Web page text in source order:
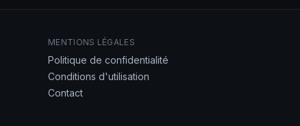
MENTIONS LÉGALES
Politique de confidentialité
Conditions d'utilisation
Contact